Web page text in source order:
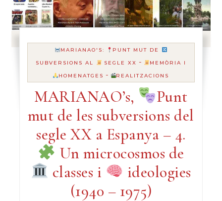
MARIANAO'S:
PUNT MUT DE
SUBVERSIONS AL
SEGLE XX -
MEMÒRIA I
HOMENATGES - REALITZACIONS
MARIANAO’s,
Punt
mut de les subversions del
segle XX a Espanya – 4.
Un microcosmos de
classes i
ideologies
(1940 – 1975)